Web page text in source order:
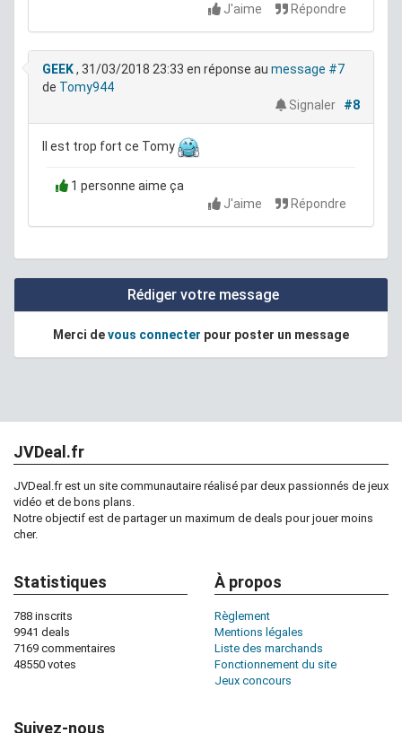
J'aime
Répondre
GEEK, 31/03/2018 23:33 en réponse au message #7
de Tomy944
Signaler
#8
Il est trop fort ce Tomy
1 personne aime ça
J'aime
Répondre
Rédiger votre message
Merci devous connecter pour poster un message
JVDeal.fr
JVDeal.fr est un site communautaire réalisé par deux passionnés de jeux
vidéo et de bons plans.
Notre objectif est de partager un maximum de deals pour jouer moins
cher.
Statistiques
788 inscrits
9941 deals
7169 commentaires
48550 votes
À propos
Règlement
Mentions légales
Liste des marchands
Fonctionnement du site
Jeux concours
Suivez-nous